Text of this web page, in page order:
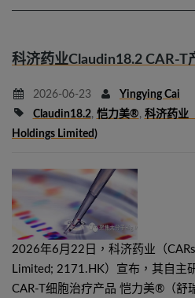
科济药业Claudin18.2 CAR-
2026-06-23
Yingying Cai
Claudin18.2, 恺力美®, 科济药业
Holdings Limited)
2026年6月22日，科济药业（
Limited; 2171.HK）宣布，其自主
CAR-T细胞治疗产品 恺力美®（舒